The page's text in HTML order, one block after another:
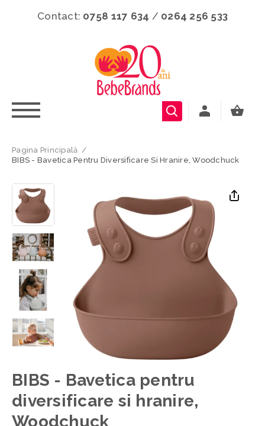
Contact: 0758 117 634 / 0264 256 533
Pagina Principală /
BIBS - Bavetica Pentru Diversificare Si Hranire, Woodchuck
BIBS - Bavetica pentru
diversificare si hranire,
Woodchuck